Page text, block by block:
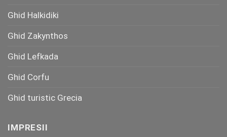
Ghid Halkidiki
Ghid Zakynthos
Ghid Lefkada
Ghid Corfu
Ghid turistic Grecia
IMPRESII